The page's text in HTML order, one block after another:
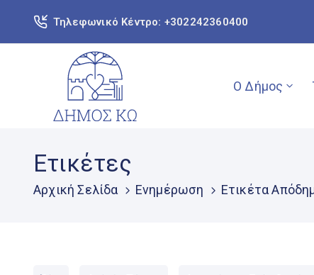
Τηλεφωνικό Κέντρο: +302242360400
Ο Δήμος
Ετικέτες
Αρχική Σελίδα Ενημέρωση Ετικέτα